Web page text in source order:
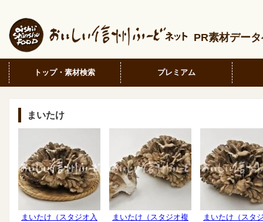
PR素材デー
トップ・素材検索 プレミアム
まいたけ
まいたけ（スタジオ入
まいたけ（スタジオ複
まいたけ（スタ